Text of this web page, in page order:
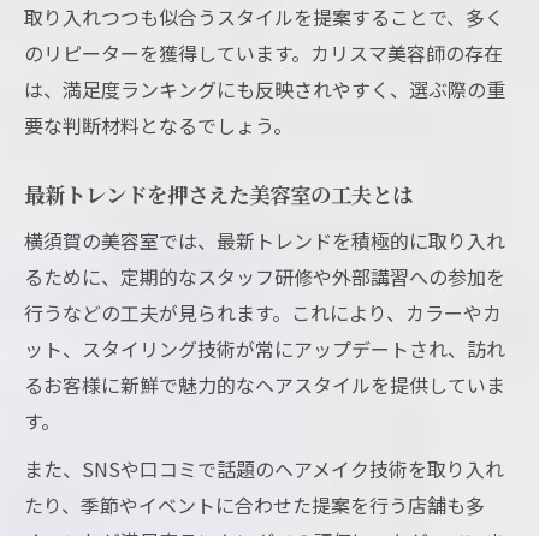
取り入れつつも似合うスタイルを提案することで、多く
のリピーターを獲得しています。カリスマ美容師の存在
は、満足度ランキングにも反映されやすく、選ぶ際の重
要な判断材料となるでしょう。
最新トレンドを押さえた美容室の工夫とは
横須賀の美容室では、最新トレンドを積極的に取り入れ
るために、定期的なスタッフ研修や外部講習への参加を
行うなどの工夫が見られます。これにより、カラーやカ
ット、スタイリング技術が常にアップデートされ、訪れ
るお客様に新鮮で魅力的なヘアスタイルを提供していま
す。
また、SNSや口コミで話題のヘアメイク技術を取り入れ
たり、季節やイベントに合わせた提案を行う店舗も多